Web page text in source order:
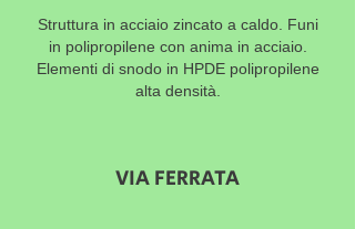
Struttura in acciaio zincato a caldo. Funi
in polipropilene con anima in acciaio.
Elementi di snodo in HPDE polipropilene
alta densità.
VIA FERRATA